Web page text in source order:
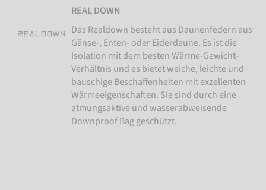
REAL DOWN
Das Realdown besteht aus Daunenfedern aus
Gänse-, Enten- oder Eiderdaune. Es ist die
Isolation mit dem besten Wärme-Gewicht-
Verhältnis und es bietet weiche, leichte und
bauschige Beschaffenheiten mit exzellenten
Wärmeeigenschaften. Sie sind durch eine
atmungsaktive und wasserabweisende
Downproof Bag geschützt.